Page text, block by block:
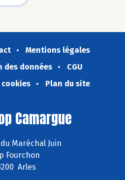
Mentions légales
des données
CGU
Plan du site
Camargue
Maréchal Juin
Fourchon
Arles